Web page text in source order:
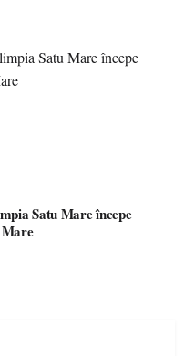
Satu Mare începe